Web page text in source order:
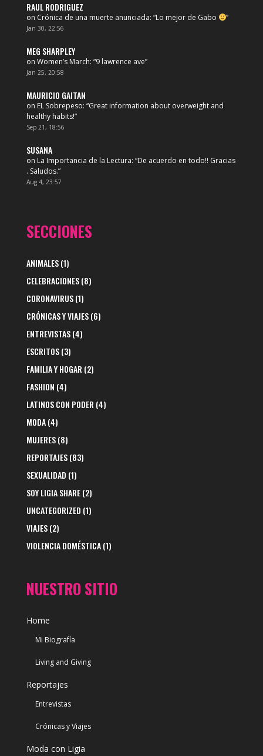
RAUL RODRIGUEZ
on Crónica de una muerte anunciada: “Lo mejor de Gabo ”
Jan 30, 22:56
MEG SHARPLEY
on Women’s March: “9 lawrence ave”
Jan 25, 20:58
MAURICIO GAITAN
on EL Sobrepeso: “Great information about overweight and
healthy habits!”
Sep 21, 18:56
SUSANA
on La Importancia de la Lectura: “De acuerdo en todo!! Gracias
. Saludos.”
Aug 4, 23:57
SECCIONES
ANIMALES(1)
CELEBRACIONES(8)
CORONAVIRUS(1)
CRÓNICAS Y VIAJES(6)
ENTREVISTAS(4)
ESCRITOS(3)
FAMILIA Y HOGAR (2)
FASHION (4)
LATINOS CON PODER (4)
MODA(4)
MUJERES(8)
REPORTAJES(83)
SEXUALIDAD (1)
SOY LIGIA SHARE(2)
UNCATEGORIZED (1)
VIAJES(2)
VIOLENCIA DOMÉSTICA(1)
NUESTRO SITIO
Home
Mi Biografía
Living and Giving
Reportajes
Entrevistas
Crónicas y Viajes
Moda con Ligia